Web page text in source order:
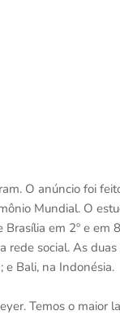
O anúncio foi
Mundial. O
em 2º e em
social. As
e Bali, na Indonésia.
Temos o maior